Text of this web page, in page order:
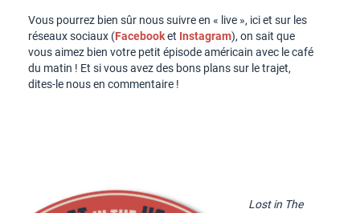
Vous pourrez bien sûr nous suivre en « live », ici et sur les
réseaux sociaux (Facebooket Instagram), on sait que
vous aimez bien votre petit épisode américain avec le café
du matin ! Et si vous avez des bons plans sur le trajet,
dites-le nous en commentaire !
Lost in The